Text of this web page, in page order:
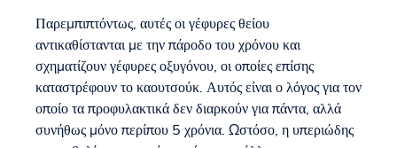
Παρεμπιπτόντως, αυτές οι γέφυρες θείου
αντικαθίστανται με την πάροδο του χρόνου και
σχηματίζουν γέφυρες οξυγόνου, οι οποίες επίσης
καταστρέφουν το καουτσούκ. Αυτός είναι ο λόγος για τον
οποίο τα προφυλακτικά δεν διαρκούν για πάντα, αλλά
συνήθως μόνο περίπου 5 χρόνια. Ωστόσο, η υπεριώδης